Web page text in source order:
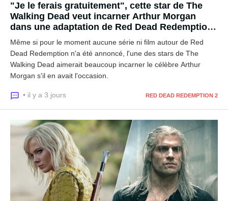
"Je le ferais gratuitement", cette star de The
Walking Dead veut incarner Arthur Morgan
dans une adaptation de Red Dead Redemption
2
Même si pour le moment aucune série ni film autour de Red
Dead Redemption n'a été annoncé, l'une des stars de The
Walking Dead aimerait beaucoup incarner le célèbre Arthur
Morgan s'il en avait l'occasion.
• il y a 3 jours RED DEAD REDEMPTION 2